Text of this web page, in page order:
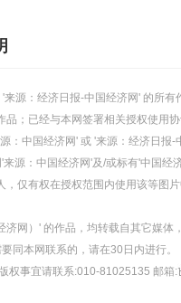
源：经济日报-中国经济网' 的所
品；已经与本网签署相关授权使用
：中国经济网' 或 '来源：经济日
源：中国经济网'及/或标有'中国
，仅有权在授权范围内使用该等图
济网）' 的作品，均转载自其它媒
同本网联系的，请在30日内进行。
权事宜请联系:010-81025135 邮箱: